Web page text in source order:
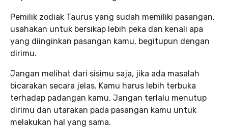
Pemilik zodiak Taurus yang sudah memiliki pasangan,
usahakan untuk bersikap lebih peka dan kenali apa
yang diinginkan pasangan kamu, begitupun dengan
dirimu.
Jangan melihat dari sisimu saja, jika ada masalah
bicarakan secara jelas. Kamu harus lebih terbuka
terhadap padangan kamu. Jangan terlalu menutup
dirimu dan utarakan pada pasangan kamu untuk
melakukan hal yang sama.